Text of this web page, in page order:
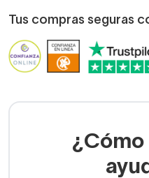
Tus compras seguras
¿Cómo